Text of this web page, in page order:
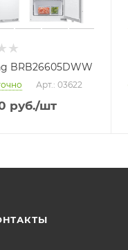
BRB26605DWW
Арт.: 03622
руб./шт